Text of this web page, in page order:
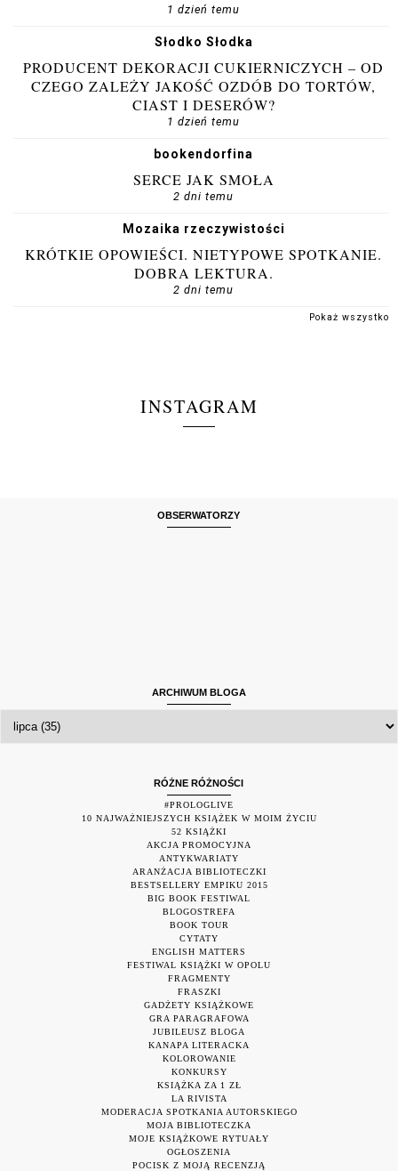
1 dzień temu
Słodko Słodka
PRODUCENT DEKORACJI CUKIERNICZYCH – OD
CZEGO ZALEŻY JAKOŚĆ OZDÓB DO TORTÓW,
CIAST I DESERÓW?
1 dzień temu
bookendorfina
SERCE JAK SMOŁA
2 dni temu
Mozaika rzeczywistości
KRÓTKIE OPOWIEŚCI. NIETYPOWE SPOTKANIE.
DOBRA LEKTURA.
2 dni temu
Pokaż wszystko
INSTAGRAM
OBSERWATORZY
ARCHIWUM BLOGA
RÓŻNE RÓŻNOŚCI
#PROLOGLIVE
10 NAJWAŻNIEJSZYCH KSIĄŻEK W MOIM ŻYCIU
52 KSIĄŻKI
AKCJA PROMOCYJNA
ANTYKWARIATY
ARANŻACJA BIBLIOTECZKI
BESTSELLERY EMPIKU 2015
BIG BOOK FESTIWAL
BLOGOSTREFA
BOOK TOUR
CYTATY
ENGLISH MATTERS
FESTIWAL KSIĄŻKI W OPOLU
FRAGMENTY
FRASZKI
GADŻETY KSIĄŻKOWE
GRA PARAGRAFOWA
JUBILEUSZ BLOGA
KANAPA LITERACKA
KOLOROWANIE
KONKURSY
KSIĄŻKA ZA 1 ZŁ
LA RIVISTA
MODERACJA SPOTKANIA AUTORSKIEGO
MOJA BIBLIOTECZKA
MOJE KSIĄŻKOWE RYTUAŁY
OGŁOSZENIA
POCISK Z MOJĄ RECENZJĄ